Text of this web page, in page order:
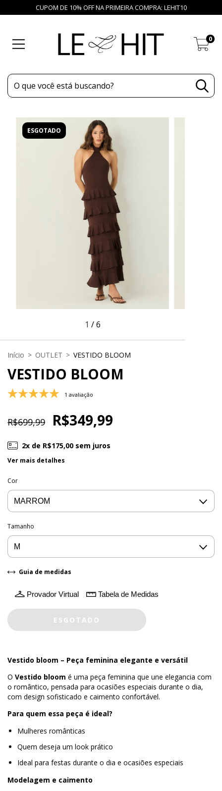
CUPOM DE 10% OFF NA PRIMEIRA COMPRA: LEHIT10
0
ESGOTADO
1 /6
Início > OUTLET > VESTIDO BLOOM
VESTIDO BLOOM
1 avaliação
R$699,99 R$349,99
2x de R$175,00sem juros
Ver mais detalhes
Cor
Tamanho
Guia de medidas
Provador Virtual Tabela de Medidas
Vestido bloom – Peça feminina elegante e versátil
O Vestido bloom é uma peça feminina que une elegancia com
o romântico, pensada para ocasiões especiais durante o dia,
com design sofisticado e caimento confortável.
Para quem essa peça é ideal?
Mulheres românticas
Quem deseja um look prático
Ideal para festas durante o dia e ocasiões especiais
Modelagem e caimento